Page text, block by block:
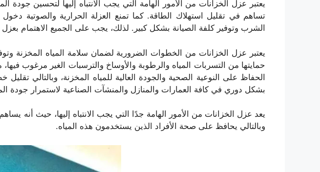
يعتبر عزل الخزانات من الأمور الهامة التي يجب الانتباه إليها لتحسين جودة
تساهم في تقليل استهلاك الطاقة. كما تمنع العزلة الحرارية والصوتية
الشرب وتوفير كلفة الصيانة بشكل كبير. لذلك، يجب على الجميع الاهتمام
يعتبر عزل الخزانات من الخطوات الضرورية لضمان سلامة المياه المخزنة
حمايتها من التسربات المياه والرطوبة والأوساخ والترسبات الغير مرغوب
الحفاظ على النوعية الصحية والجودة العالية للمياه المخزنة، وبالتالي
بشكل دوري في كافة العمارات والمنازل والمنشآت الصناعية لاستمرار جودة
يعد عزل الخزانات من الأمور الهامة جدًا التي يجب الانتباه إليها، حيث أنه
وبالتالي يحافظ على صحة الأفراد الذين يستخدمون هذه المياه.